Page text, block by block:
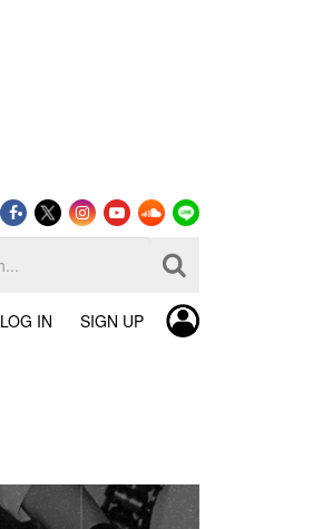
LOG IN SIGN UP